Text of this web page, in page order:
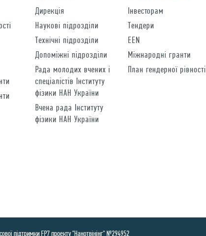
Дирекція
Наукові підрозділи
Технічні підрозділи
Допоміжні підрозділи
Рада молодих вчених і
спеціалістів Інституту
фізики НАН України
Вчена рада Інституту
фізики НАН України
Інвесторам
Тендери
EEN
Міжнародні гранти
План гендерної рівності
підтримки FP7 проекту "Нанотвінінг" №294952